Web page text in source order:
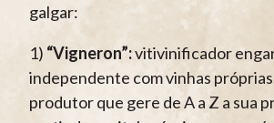
galgar:
1) “Vigneron”:vitivinificador
independente com vinhas
produtor que gere de A a Z a sua